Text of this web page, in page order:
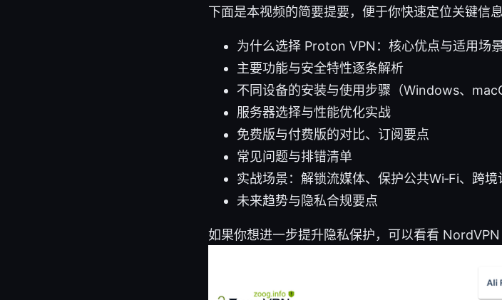
下面是本视频的简要提要，便于你快速定位关键信息
为什么选择 Proton VPN：核心优点与适用场
主要功能与安全特性逐条解析
不同设备的安装与使用步骤（Windows、
服务器选择与性能优化实战
免费版与付费版的对比、订阅要点
常见问题与排错清单
实战场景：解锁流媒体、保护公共Wi‑Fi、跨境
未来趋势与隐私合规要点
如果你想进一步提升隐私保护，可以看看 NordVPN